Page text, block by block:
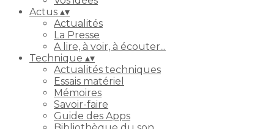
Actus ▴▾
Actualités
La Presse
A lire, à voir, à écouter...
Technique ▴▾
Actualités techniques
Essais matériel
Mémoires
Savoir-faire
Guide des Apps